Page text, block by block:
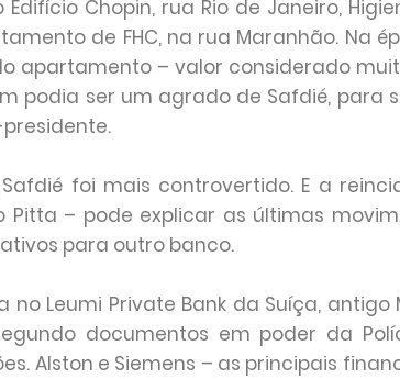
Chopin, rua Rio de Janeiro,
de FHC, na rua Maranhão. Na
apartamento – valor considerado
podia ser um agrado de Safdié, para
foi mais controvertido. E a
Pitta – pode explicar as últimas
para outro banco.
no Leumi Private Bank da Suíça,
documentos em poder da
Alston e Siemens – as principais